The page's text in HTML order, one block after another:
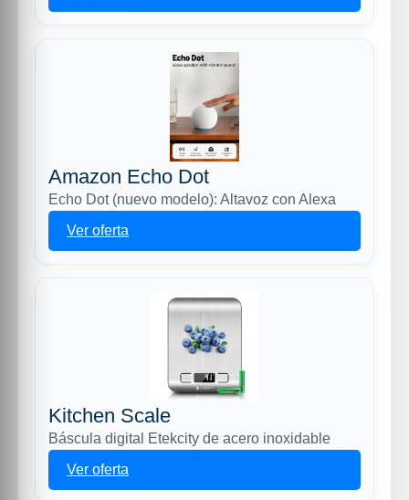
Amazon Echo Dot
Echo Dot (nuevo modelo): Altavoz con Alexa
Ver oferta
Kitchen Scale
Báscula digital Etekcity de acero inoxidable
Ver oferta